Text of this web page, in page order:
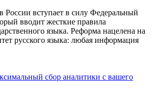
России вступает в силу Федеральный
вводит жесткие правила
языка. Реформа нацелена на
русского языка: любая информация
сбор аналитики с вашего